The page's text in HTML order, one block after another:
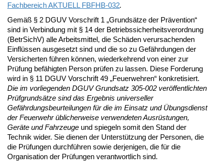
Fachbereich AKTUELL FBFHB-032.
Gemäß § 2 DGUV Vorschrift 1 „Grundsätze der Prävention“
sind in Verbindung mit § 14 der Betriebssicherheitsverordnung
(BetrSichV) alle Arbeitsmittel, die Schäden verursachenden
Einflüssen ausgesetzt sind und die so zu Gefährdungen der
Versicherten führen können, wiederkehrend von einer zur
Prüfung befähigten Person prüfen zu lassen. Diese Forderung
wird in § 11 DGUV Vorschrift 49 „Feuerwehren“ konkretisiert.
Die im vorliegenden DGUV Grundsatz 305-002 veröffentlichten
Prüfgrundsätze sind das Ergebnis universeller
Gefährdungsbeurteilungen für die im Einsatz und Übungsdienst
der Feuerwehr üblicherweise verwendeten Ausrüstungen,
Geräte und Fahrzeuge und spiegeln somit den Stand der
Technik wider. Sie dienen der Unterstützung der Personen, die
die Prüfungen durchführen sowie derjenigen, die für die
Organisation der Prüfungen verantwortlich sind.